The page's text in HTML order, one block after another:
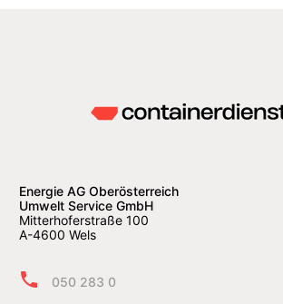
Energie AG Oberösterreich
Umwelt Service GmbH
Mitterhoferstraße 100
A-4600 Wels
050 283 0